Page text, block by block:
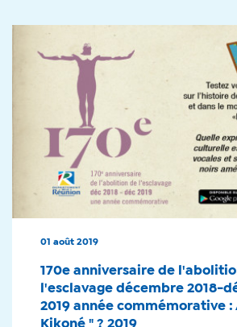
01 août 2019
170e anniversaire de
l'esclavage décembre 2018-
2019 année commémorative
Kikoné " ? 2019